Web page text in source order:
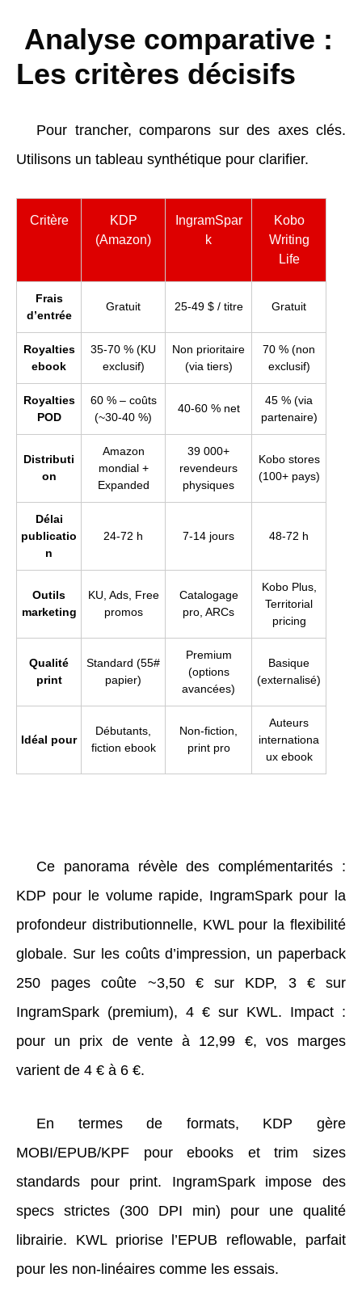
Analyse comparative :
Les critères décisifs
Pour trancher, comparons sur des axes clés.
Utilisons un tableau synthétique pour clarifier.
Critère
KDP
(Amazon)
IngramSpar
k
Kobo
Writing
Life
Frais
d’entrée
Gratuit 25-49 $ / titre Gratuit
Royalties
ebook
35-70 % (KU
exclusif)
Non prioritaire
(via tiers)
70 % (non
exclusif)
Royalties
POD
60 % – coûts
(~30-40 %)
40-60 % net
45 % (via
partenaire)
Distributi
on
Amazon
mondial +
Expanded
39 000+
revendeurs
physiques
Kobo stores
(100+ pays)
Délai
publicatio
n
24-72 h 7-14 jours 48-72 h
Outils
marketing
KU, Ads, Free
promos
Catalogage
pro, ARCs
Kobo Plus,
Territorial
pricing
Qualité
print
Standard (55#
papier)
Premium
(options
avancées)
Basique
(externalisé)
Idéal pour
Débutants,
fiction ebook
Non-fiction,
print pro
Auteurs
internationa
ux ebook
Ce panorama révèle des complémentarités :
KDP pour le volume rapide, IngramSpark pour la
profondeur distributionnelle, KWL pour la flexibilité
globale. Sur les coûts d’impression, un paperback
250 pages coûte ~3,50 € sur KDP, 3 € sur
IngramSpark (premium), 4 € sur KWL. Impact :
pour un prix de vente à 12,99 €, vos marges
varient de 4 € à 6 €.
En termes de formats, KDP gère
MOBI/EPUB/KPF pour ebooks et trim sizes
standards pour print. IngramSpark impose des
specs strictes (300 DPI min) pour une qualité
librairie. KWL priorise l’EPUB reflowable, parfait
pour les non-linéaires comme les essais.